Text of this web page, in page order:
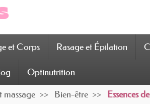
et Corps Rasage et Épilation
Optinutrition
massage Bien-être Essences